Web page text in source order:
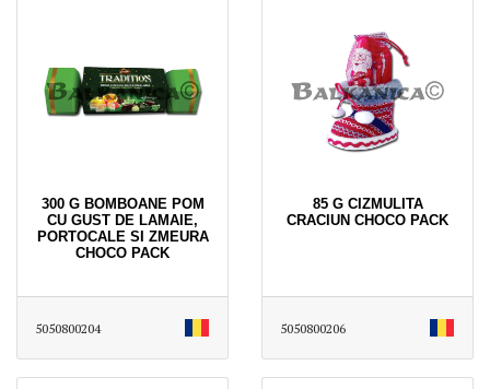
300 G BOMBOANE POM
CU GUST DE LAMAIE,
PORTOCALE SI ZMEURA
CHOCO PACK
5050800204
85 G CIZMULITA
CRACIUN CHOCO PACK
5050800206